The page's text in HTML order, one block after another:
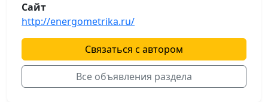
Сайт
http://energometrika.ru/
Связаться с автором
Все объявления раздела